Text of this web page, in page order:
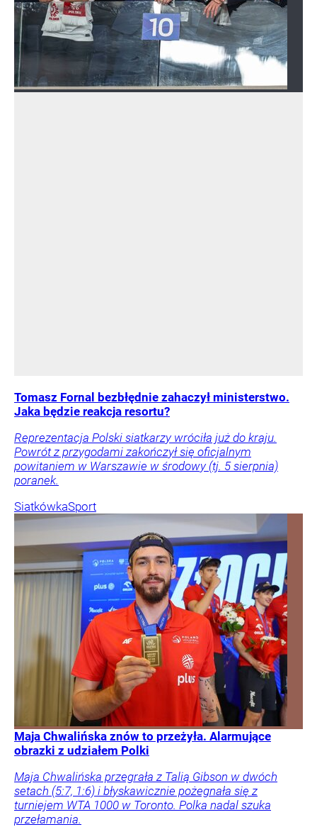
Tomasz Fornal bezbłędnie zahaczył ministerstwo.
Jaka będzie reakcja resortu?
Reprezentacja Polski siatkarzy wróciła już do kraju.
Powrót z przygodami zakończył się oficjalnym
powitaniem w Warszawie w środowy (tj. 5 sierpnia)
poranek.
SiatkówkaSport
Maja Chwalińska znów to przeżyła. Alarmujące
obrazki z udziałem Polki
Maja Chwalińska przegrała z Talią Gibson w dwóch
setach (5:7, 1:6) i błyskawicznie pożegnała się z
turniejem WTA 1000 w Toronto. Polka nadal szuka
przełamania.